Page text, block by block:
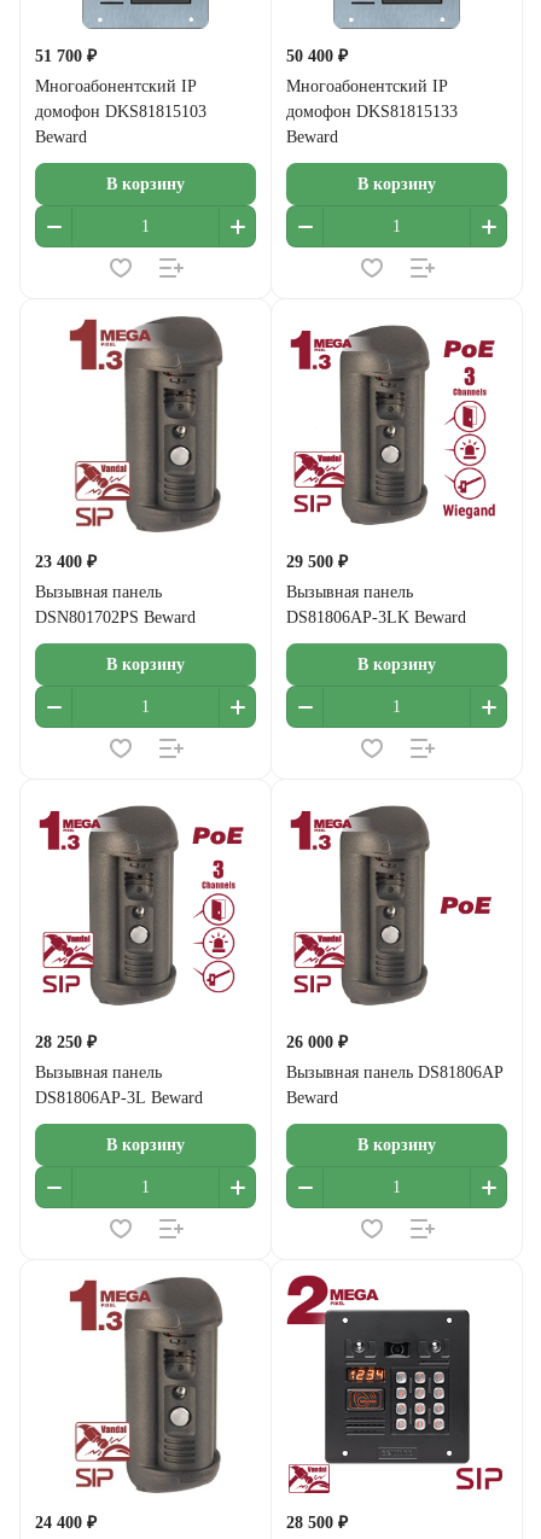
51 700 ₽
Многоабонентский IP
домофон DKS81815103
Beward
В корзину
50 400 ₽
Многоабонентский IP
домофон DKS81815133
Beward
В корзину
23 400 ₽
Вызывная панель
DSN801702PS Beward
В корзину
29 500 ₽
Вызывная панель
DS81806AP-3LK Beward
В корзину
28 250 ₽
Вызывная панель
DS81806AP-3L Beward
В корзину
26 000 ₽
Вызывная панель DS81806AP
Beward
В корзину
24 400 ₽ 28 500 ₽